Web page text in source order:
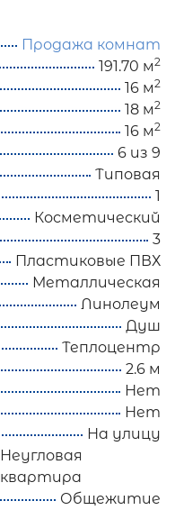
Продажа комнат
191.70 м2
16 м2
18 м2
16 м2
6 из 9
Типовая
1
Косметический
3
Пластиковые ПВХ
Металлическая
Линолеум
Душ
Теплоцентр
2.6 м
Нет
Нет
На улицу
Неугловая
квартира
Общежитие